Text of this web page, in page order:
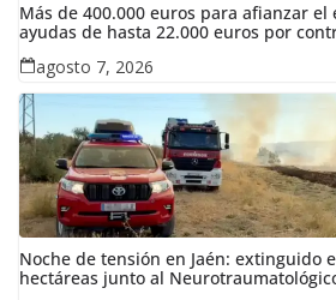
Más de 400.000 euros para afianzar el
ayudas de hasta 22.000 euros por
indefinida
agosto 7, 2026
Noche de tensión en Jaén: extinguido
hectáreas junto al